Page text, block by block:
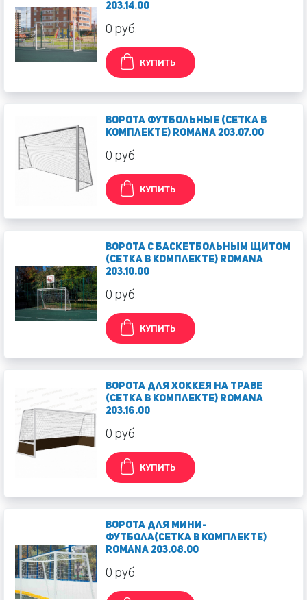
203.14.00
0 руб.
КУПИТЬ
Ворота футбольные (сетка в
комплекте) Romana 203.07.00
0 руб.
КУПИТЬ
Ворота с баскетбольным щитом
(сетка в комплекте) Romana
203.10.00
0 руб.
КУПИТЬ
Ворота для хоккея на траве
(сетка в комплекте) Romana
203.16.00
0 руб.
КУПИТЬ
Ворота для мини-
футбола(сетка в комплекте)
Romana 203.08.00
0 руб.